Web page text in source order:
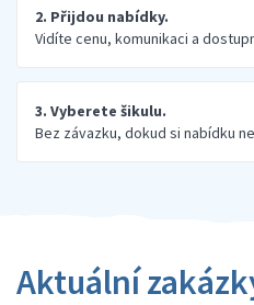
2. Přijdou nabídky.
Vidíte cenu, komunikaci a
3. Vyberete šikulu.
Bez závazku, dokud si nabídku
Aktuální